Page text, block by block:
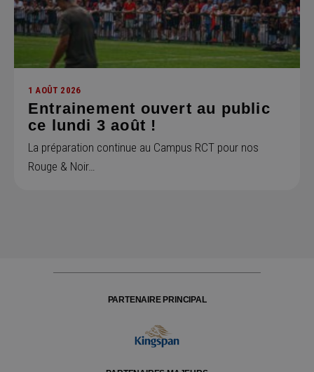
1 AOÛT 2026
Entrainement ouvert au public
ce lundi 3 août !
La préparation continue au Campus RCT pour nos
Rouge & Noir…
PARTENAIRE PRINCIPAL